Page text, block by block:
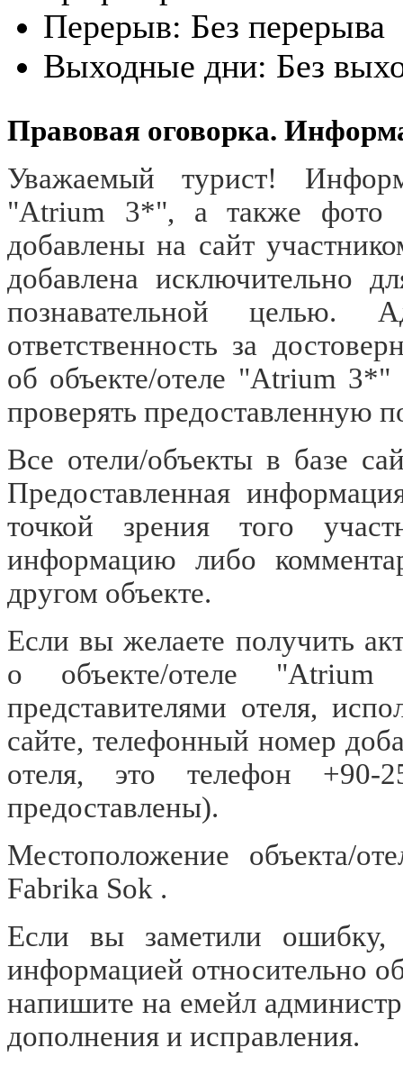
Перерыв: Без перерыва
Выходные дни: Без
Правовая оговорка.
Уважаемый турист!
"Atrium 3*", а также фото
добавлены на сайт
добавлена исключительно
познавательной целью.
ответственность за
об объекте/отеле "Atrium 3*"
проверять предоставленную
Все отели/объекты в базе
Предоставленная
точкой зрения того
информацию либо
другом объекте.
Если вы желаете получить
о объекте/отеле
представителями отеля,
сайте, телефонный номер
отеля, это телефон
предоставлены).
Местоположение объекта/
Fabrika Sok .
Если вы заметили ошибку,
информацией относительно
напишите на емейл
дополнения и исправления.